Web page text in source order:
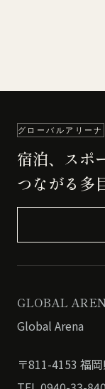
グローバルアリーナ
宿泊、スポ
つながる多
GLOBAL
Global Arena
〒811-4153 福